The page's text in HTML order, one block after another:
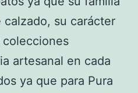
calzado, su carácter
artesanal en cada
ya que para Pura